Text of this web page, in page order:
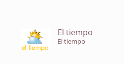
El tiempo
El tiempo